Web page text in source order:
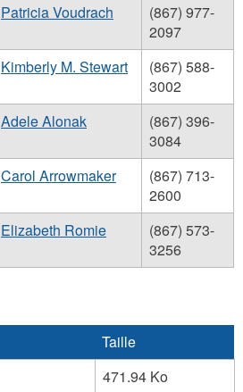
Patricia Voudrach
(867) 977-
2097
Kimberly M. Stewart
(867) 588-
3002
Adele Alonak
(867) 396-
3084
Carol Arrowmaker
(867) 713-
2600
Elizabeth Romie
(867) 573-
3256
Taille
471.94 Ko